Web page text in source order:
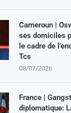
Cameroun |
ses domiciles
le cadre de
Tcs
08/07/2026
France |
diplomatique: